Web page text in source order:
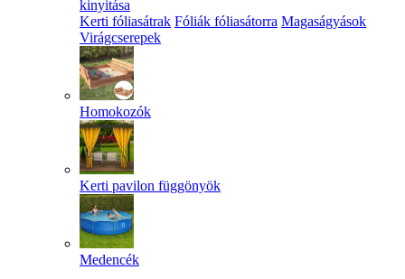
kinyitása
Kerti fóliasátrak Fóliák fóliasátorra Magaságyások
Virágcserepek
Homokozók
Kerti pavilon függönyök
Medencék